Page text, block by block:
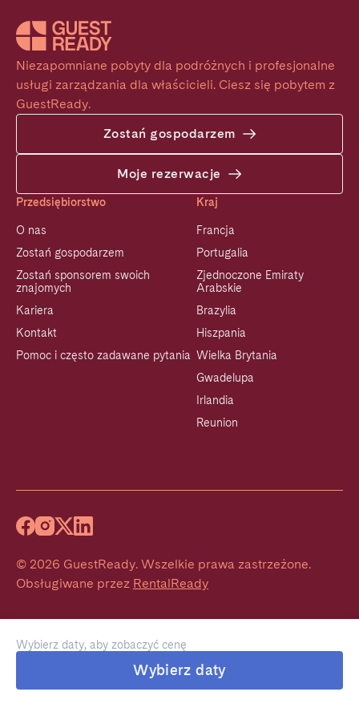
Wybierz daty, aby zobaczyć cenę
Wybierz daty
Niezapomniane pobyty dla podróżnych i profesjonalne
usługi zarządzania dla właścicieli. Ciesz się pobytem z
GuestReady.
Zostań gospodarzem
Moje rezerwacje
Przedsiębiorstwo
O nas
Zostań gospodarzem
Zostań sponsorem swoich
znajomych
Kariera
Kontakt
Pomoc i często zadawane pytania
Kraj
Francja
Portugalia
Zjednoczone Emiraty
Arabskie
Brazylia
Hiszpania
Wielka Brytania
Gwadelupa
Irlandia
Reunion
© 2026 GuestReady. Wszelkie prawa zastrzeżone.
Obsługiwane przez RentalReady